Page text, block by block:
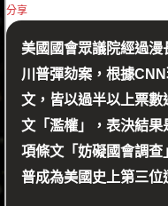
分享
美國國會眾議院經過
川普彈劾案，根據
文，皆以過半以上票
文「濫權」，表決結
項條文「妨礙國會調查
普成為美國史上第三位